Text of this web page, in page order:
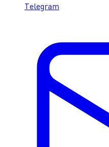
Telegram